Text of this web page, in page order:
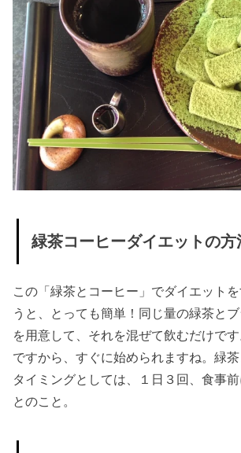
緑茶コーヒーダイエットの方
この「緑茶とコーヒー」でダイエット
うと、とっても簡単！同じ量の緑茶と
を用意して、それを混ぜて飲むだけで
ですから、すぐに始められますね。緑
タイミングとしては、１日３回、食事
とのこと。